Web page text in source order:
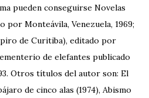
pueden conseguirse Novelas
por Monteávila, Venezuela, 1969;
de Curitiba), editado por
de elefantes publicado
Otros títulos del autor son: El
de cinco alas (1974), Abismo